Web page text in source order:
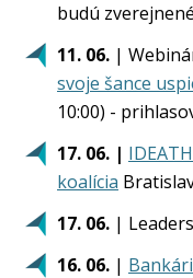
budú
11. 06. |
svoje šance
10:00) -
17. 06. |
koalícia
17. 06. |
16. 06. |